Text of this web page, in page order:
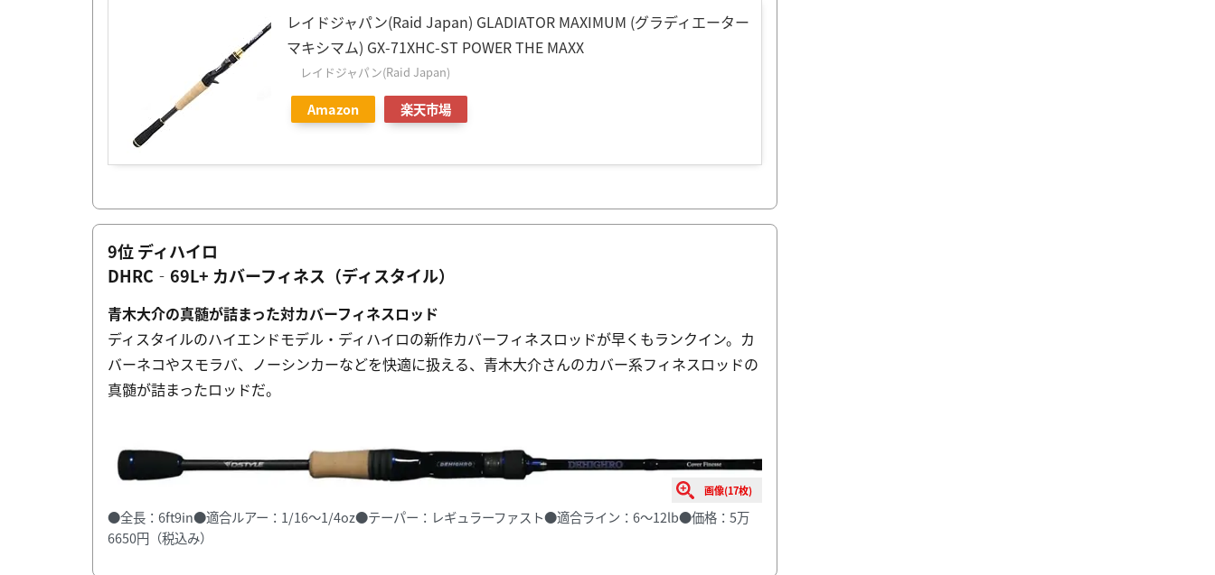
レイドジャパン(Raid Japan) GLADIATOR MAXIMUM (グラディエーター
マキシマム) GX-71XHC-ST POWER THE MAXX
レイドジャパン(Raid Japan)
Amazon 楽天市場
9位 ディハイロ
DHRC‐69L+ カバーフィネス（ディスタイル）
青木大介の真髄が詰まった対カバーフィネスロッド
ディスタイルのハイエンドモデル・ディハイロの新作カバーフィネスロッドが早くもランクイン。カ
バーネコやスモラバ、ノーシンカーなどを快適に扱える、青木大介さんのカバー系フィネスロッドの
真髄が詰まったロッドだ。
画像(17枚)
●全長：6ft9in●適合ルアー：1/16〜1/4oz●テーパー：レギュラーファスト●適合ライン：6〜12lb●価格：5万
6650円（税込み）